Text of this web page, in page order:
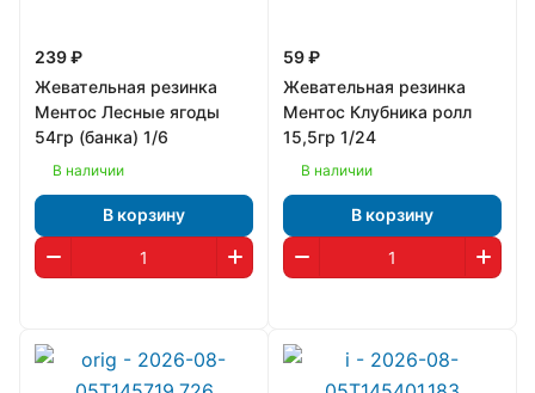
239 ₽
Жевательная резинка
Ментос Лесные ягоды
54гр (банка) 1/6
В наличии
В корзину
59 ₽
Жевательная резинка
Ментос Клубника ролл
15,5гр 1/24
В наличии
В корзину